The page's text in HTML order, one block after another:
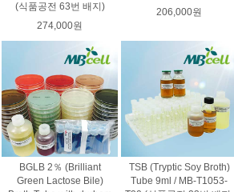
(식품공전 63번 배지)
274,000원
206,000원
BGLB 2％ (Brilliant
Green Lactose Bile)
TSB (Tryptic Soy Broth)
Tube 9ml / MB-T1053-